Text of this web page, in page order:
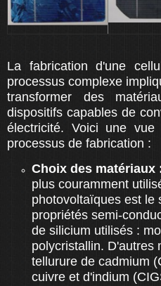
La fabrication d'une
processus complexe
transformer des
dispositifs capables de
électricité. Voici une vue
processus de fabrication :
Choix des matériaux
plus couramment
photovoltaïques est le
propriétés semi-
de silicium utilisés :
polycristallin. D'autres
tellurure de cadmium
cuivre et d'indium